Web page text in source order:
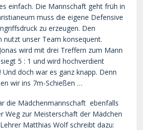
einfach. Die Mannschaft geht früh in
muss die eigene Defensive
zu erzeugen. Den
nutzt unser Team konsequent.
wird mit drei Treffern zum Mann
5 : 1 und wird hochverdient
doch war es ganz knapp. Denn
wir ins 7m-Schießen …
die Mädchenmannschaft ebenfalls
Weg zur Meisterschaft der Mädchen
Matthias Wolf schreibt dazu: